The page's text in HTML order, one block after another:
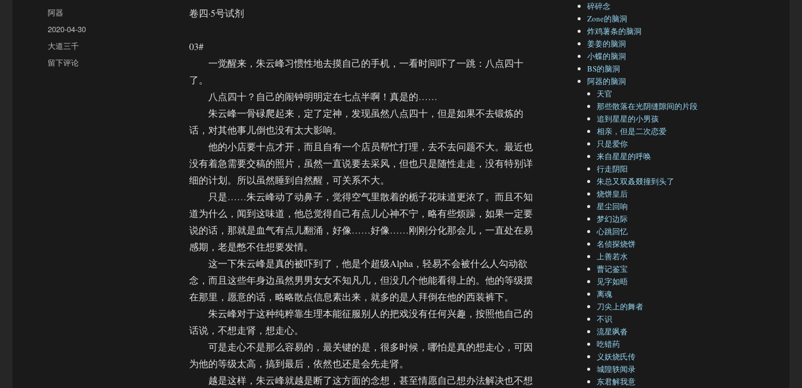
卷四·5号试剂
03#
一觉醒来，朱云峰习惯性地去摸自己的手机，一看时间吓了一跳：八点四十
了。
八点四十？自己的闹钟明明定在七点半啊！真是的……
朱云峰一骨碌爬起来，定了定神，发现虽然八点四十，但是如果不去锻炼的
话，对其他事儿倒也没有太大影响。
他的小店要十点才开，而且自有一个店员帮忙打理，去不去问题不大。最近也
没有着急需要交稿的照片，虽然一直说要去采风，但也只是随性走走，没有特别详
细的计划。所以虽然睡到自然醒，可关系不大。
只是……朱云峰动了动鼻子，觉得空气里散着的栀子花味道更浓了。而且不知
道为什么，闻到这味道，他总觉得自己有点儿心神不宁，略有些烦躁，如果一定要
说的话，那就是血气有点儿翻涌，好像……好像……刚刚分化那会儿，一直处在易
感期，老是憋不住想要发情。
这一下朱云峰是真的被吓到了，他是个超级Alpha，轻易不会被什么人勾动欲
念，而且这些年身边虽然男男女女不知凡几，但没几个他能看得上的。他的等级摆
在那里，愿意的话，略略散点信息素出来，就多的是人拜倒在他的西装裤下。
朱云峰对于这种纯粹靠生理本能征服别人的把戏没有任何兴趣，按照他自己的
话说，不想走肾，想走心。
可是走心不是那么容易的，最关键的是，很多时候，哪怕是真的想走心，可因
为他的等级太高，搞到最后，依然也还是会先走肾。
越是这样，朱云峰就越是断了这方面的念想，甚至情愿自己想办法解决也不想
作
者
阿器
发
布
于
2020-04-30
分
类
大道三千
于
留下评论
碎碎念
Zone的脑洞
炸鸡薯条的脑洞
姜姜的脑洞
小蝶的脑洞
BS的脑洞
阿器的脑洞
天官
那些散落在光阴缝隙间的片段
追到星星的小男孩
相亲，但是二次恋爱
只是爱你
来自星星的呼唤
行走阴阳
朱总又双叒叕撞到头了
烧饼皇后
星尘回响
梦幻边际
心跳回忆
名侦探烧饼
上善若水
曹记鉴宝
见字如晤
离魂
刀尖上的舞者
不识
流星飒沓
吃错药
义妖烧氏传
城隍轶闻录
东君解我意